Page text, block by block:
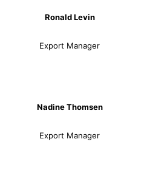
Ronald Levin
Export Manager
Nadine Thomsen
Export Manager